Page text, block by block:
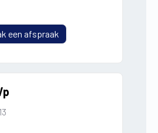
een afspraak